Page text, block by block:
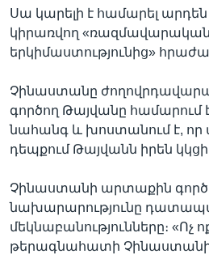
Սա կարելի է համարել
կիրառվող «ռազմավարական
երկիմաստությունից»
Չինաստանը
գործող Թայվանը
նահանգ և խոստանում է, որ
դեպքում Թայվանն իրեն կկցի
Չինաստանի արտաքին
նախարարությունը
մեկնաբանությունները։ «Ոչ
թերագնահատի Չինաստանի